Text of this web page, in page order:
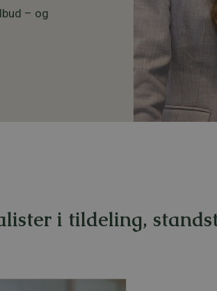
– og
i tildeling,